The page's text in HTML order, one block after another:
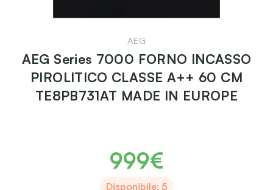
AEG
AEG Series 7000 FORNO INCASSO
PIROLITICO CLASSE A++ 60 CM
TE8PB731AT MADE IN EUROPE
999€
Disponibile: 5